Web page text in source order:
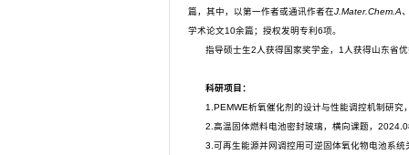
篇，其中，以第一作者或通讯作者在J.Mater.Chem.A
学术论文10余篇；授权发明专利6项。
指导硕士生2人获得国家奖学金，1人获得山东省
科研项目：
1.PEMWE析氧催化剂的设计与性能调控机制研
2.高温固体燃料电池密封玻璃，横向课题，
3.可再生能源并网调控用可逆固体氧化物电池系